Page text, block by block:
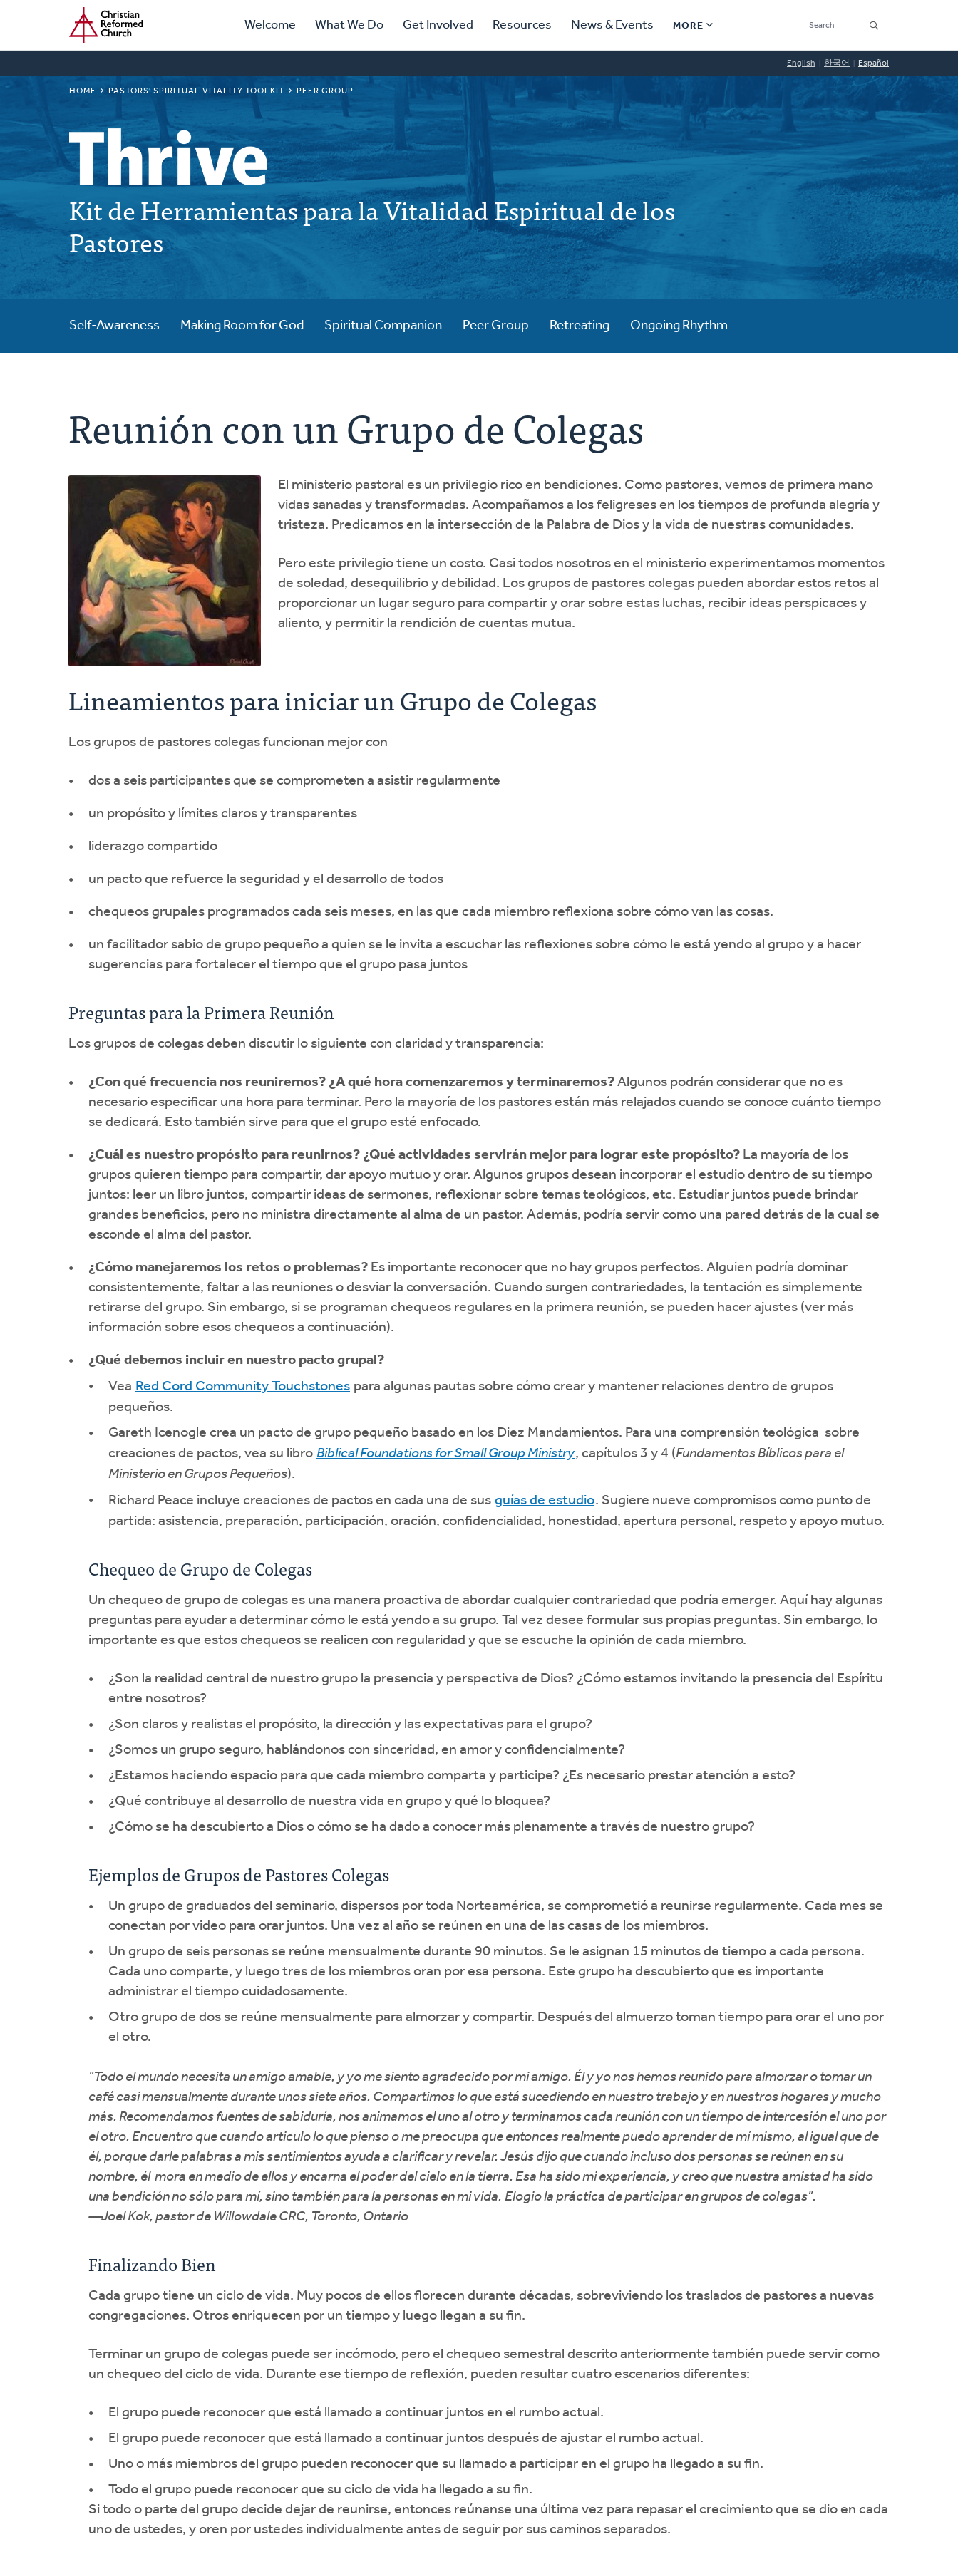
main
Home Primary
Navigation
Welcome What We Do Get Involved Resources News & Events MORE
Secondary
Navigation
Find a Church
Find a Ministry
Contact
한국어 Español More
Social
Links
English 한국어 Español
BREADCRUMB
HOME PASTORS' SPIRITUAL VITALITY TOOLKIT PEER GROUP
Kit de Herramientas para la Vitalidad Espiritual de los
Pastores
Self-Awareness Making Room for God Spiritual Companion Peer Group Retreating Ongoing Rhythm
Reunión con un Grupo de Colegas
El ministerio pastoral es un privilegio rico en bendiciones. Como pastores, vemos de primera mano
vidas sanadas y transformadas. Acompañamos a los feligreses en los tiempos de profunda alegría y
tristeza. Predicamos en la intersección de la Palabra de Dios y la vida de nuestras comunidades.
Pero este privilegio tiene un costo. Casi todos nosotros en el ministerio experimentamos momentos
de soledad, desequilibrio y debilidad. Los grupos de pastores colegas pueden abordar estos retos al
proporcionar un lugar seguro para compartir y orar sobre estas luchas, recibir ideas perspicaces y
aliento, y permitir la rendición de cuentas mutua.
Lineamientos para iniciar un Grupo de Colegas
Los grupos de pastores colegas funcionan mejor con
dos a seis participantes que se comprometen a asistir regularmente
un propósito y límites claros y transparentes
liderazgo compartido
un pacto que refuerce la seguridad y el desarrollo de todos
chequeos grupales programados cada seis meses, en las que cada miembro reflexiona sobre cómo van las cosas.
un facilitador sabio de grupo pequeño a quien se le invita a escuchar las reflexiones sobre cómo le está yendo al grupo y a hacer
sugerencias para fortalecer el tiempo que el grupo pasa juntos
Preguntas para la Primera Reunión
Los grupos de colegas deben discutir lo siguiente con claridad y transparencia:
¿Con qué frecuencia nos reuniremos? ¿A qué hora comenzaremos y terminaremos? Algunos podrán considerar que no es
necesario especificar una hora para terminar. Pero la mayoría de los pastores están más relajados cuando se conoce cuánto tiempo
se dedicará. Esto también sirve para que el grupo esté enfocado.
¿Cuál es nuestro propósito para reunirnos? ¿Qué actividades servirán mejor para lograr este propósito? La mayoría de los
grupos quieren tiempo para compartir, dar apoyo mutuo y orar. Algunos grupos desean incorporar el estudio dentro de su tiempo
juntos: leer un libro juntos, compartir ideas de sermones, reflexionar sobre temas teológicos, etc. Estudiar juntos puede brindar
grandes beneficios, pero no ministra directamente al alma de un pastor. Además, podría servir como una pared detrás de la cual se
esconde el alma del pastor.
¿Cómo manejaremos los retos o problemas? Es importante reconocer que no hay grupos perfectos. Alguien podría dominar
consistentemente, faltar a las reuniones o desviar la conversación. Cuando surgen contrariedades, la tentación es simplemente
retirarse del grupo. Sin embargo, si se programan chequeos regulares en la primera reunión, se pueden hacer ajustes (ver más
información sobre esos chequeos a continuación).
¿Qué debemos incluir en nuestro pacto grupal?
Vea Red Cord Community Touchstones para algunas pautas sobre cómo crear y mantener relaciones dentro de grupos
pequeños.
Gareth Icenogle crea un pacto de grupo pequeño basado en los Diez Mandamientos. Para una comprensión teológica sobre
creaciones de pactos, vea su libro Biblical Foundations for Small Group Ministry, capítulos 3 y 4 (Fundamentos Bíblicos para el
Ministerio en Grupos Pequeños).
Richard Peace incluye creaciones de pactos en cada una de sus guías de estudio. Sugiere nueve compromisos como punto de
partida: asistencia, preparación, participación, oración, confidencialidad, honestidad, apertura personal, respeto y apoyo mutuo.
Chequeo de Grupo de Colegas
Un chequeo de grupo de colegas es una manera proactiva de abordar cualquier contrariedad que podría emerger. Aquí hay algunas
preguntas para ayudar a determinar cómo le está yendo a su grupo. Tal vez desee formular sus propias preguntas. Sin embargo, lo
importante es que estos chequeos se realicen con regularidad y que se escuche la opinión de cada miembro.
¿Son la realidad central de nuestro grupo la presencia y perspectiva de Dios? ¿Cómo estamos invitando la presencia del Espíritu
entre nosotros?
¿Son claros y realistas el propósito, la dirección y las expectativas para el grupo?
¿Somos un grupo seguro, hablándonos con sinceridad, en amor y confidencialmente?
¿Estamos haciendo espacio para que cada miembro comparta y participe? ¿Es necesario prestar atención a esto?
¿Qué contribuye al desarrollo de nuestra vida en grupo y qué lo bloquea?
¿Cómo se ha descubierto a Dios o cómo se ha dado a conocer más plenamente a través de nuestro grupo?
Ejemplos de Grupos de Pastores Colegas
Un grupo de graduados del seminario, dispersos por toda Norteamérica, se comprometió a reunirse regularmente. Cada mes se
conectan por video para orar juntos. Una vez al año se reúnen en una de las casas de los miembros.
Un grupo de seis personas se reúne mensualmente durante 90 minutos. Se le asignan 15 minutos de tiempo a cada persona.
Cada uno comparte, y luego tres de los miembros oran por esa persona. Este grupo ha descubierto que es importante
administrar el tiempo cuidadosamente.
Otro grupo de dos se reúne mensualmente para almorzar y compartir. Después del almuerzo toman tiempo para orar el uno por
el otro.
"Todo el mundo necesita un amigo amable, y yo me siento agradecido por mi amigo. Él y yo nos hemos reunido para almorzar o tomar un
café casi mensualmente durante unos siete años. Compartimos lo que está sucediendo en nuestro trabajo y en nuestros hogares y mucho
más. Recomendamos fuentes de sabiduría, nos animamos el uno al otro y terminamos cada reunión con un tiempo de intercesión el uno por
el otro. Encuentro que cuando articulo lo que pienso o me preocupa que entonces realmente puedo aprender de mí mismo, al igual que de
él, porque darle palabras a mis sentimientos ayuda a clarificar y revelar. Jesús dijo que cuando incluso dos personas se reúnen en su
nombre, él mora en medio de ellos y encarna el poder del cielo en la tierra. Esa ha sido mi experiencia, y creo que nuestra amistad ha sido
una bendición no sólo para mí, sino también para la personas en mi vida. Elogio la práctica de participar en grupos de colegas".
—Joel Kok, pastor de Willowdale CRC, Toronto, Ontario
Finalizando Bien
Cada grupo tiene un ciclo de vida. Muy pocos de ellos florecen durante décadas, sobreviviendo los traslados de pastores a nuevas
congregaciones. Otros enriquecen por un tiempo y luego llegan a su fin.
Terminar un grupo de colegas puede ser incómodo, pero el chequeo semestral descrito anteriormente también puede servir como
un chequeo del ciclo de vida. Durante ese tiempo de reflexión, pueden resultar cuatro escenarios diferentes:
El grupo puede reconocer que está llamado a continuar juntos en el rumbo actual.
El grupo puede reconocer que está llamado a continuar juntos después de ajustar el rumbo actual.
Uno o más miembros del grupo pueden reconocer que su llamado a participar en el grupo ha llegado a su fin.
Todo el grupo puede reconocer que su ciclo de vida ha llegado a su fin.
Si todo o parte del grupo decide dejar de reunirse, entonces reúnanse una última vez para repasar el crecimiento que se dio en cada
uno de ustedes, y oren por ustedes individualmente antes de seguir por sus caminos separados.